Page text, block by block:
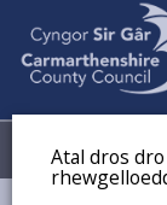
Atal dros
Dewislen